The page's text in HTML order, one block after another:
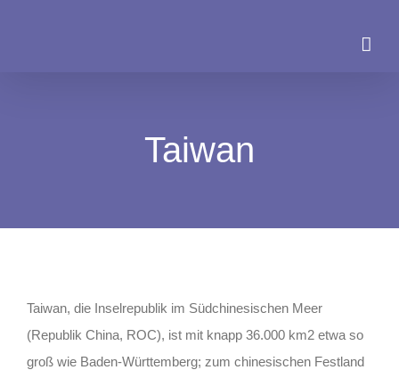
Taiwan
Taiwan, die Inselrepublik im Südchinesischen Meer
(Republik China, ROC), ist mit knapp 36.000 km2 etwa so
groß wie Baden-Württemberg; zum chinesischen Festland